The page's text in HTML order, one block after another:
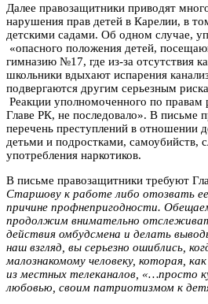
Далее правозащитники приводят
нарушения прав детей в Карелии, в
детскими садами. Об одном случае,
«опасного положения детей,
гимназию №17, где из-за отсутствия
школьники вдыхают испарения
подвергаются другим серьезным
Реакции уполномоченного по правам
Главе РК, не последовало». В письме
перечень преступлений в отношении
детьми и подростками, самоубийств,
употребления наркотиков.
В письме правозащитники требуют
Старшову к работе либо отозвать
причине профнепригодности.
продолжим внимательно
действия омбудсмена и делать
наш взгляд, вы серьезно ошиблись,
малознакомому человеку, которая,
из местных телеканалов, «…просто
любовью, своим патриотизмом к